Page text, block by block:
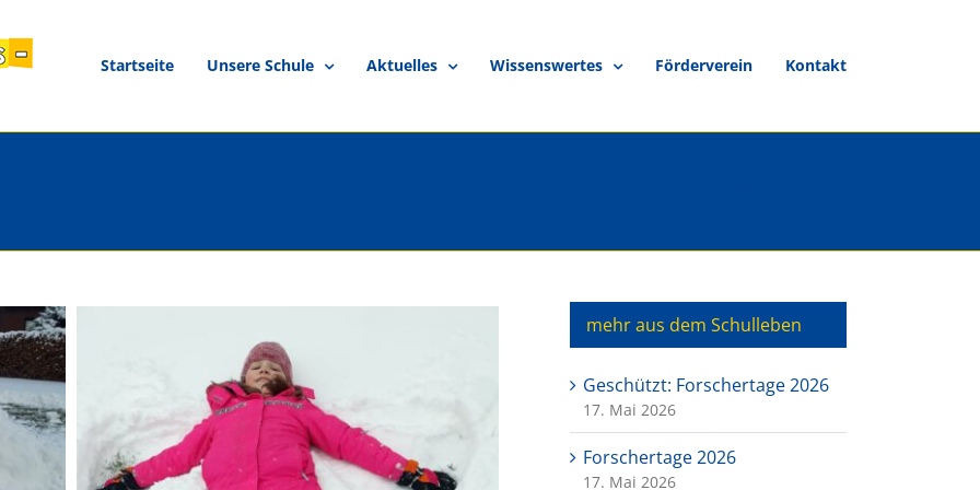
Startseite Unsere Schule Aktuelles Wissenswertes Förderverein Kontakt
mehr aus dem Schulleben
Geschützt: Forschertage 2026
17. Mai 2026
Forschertage 2026
17. Mai 2026